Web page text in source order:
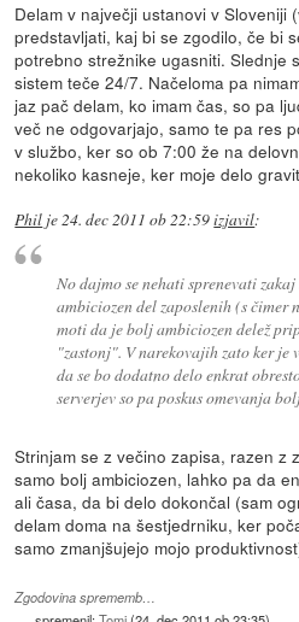
Delam v največji ustanovi v Sloveniji
predstavljati, kaj bi se zgodilo, če bi
potrebno strežnike ugasniti. Slednje
sistem teče 24/7. Načeloma pa
jaz pač delam, ko imam čas, so pa
več ne odgovarjajo, samo te pa res
v službo, ker so ob 7:00 že na
nekoliko kasneje, ker moje delo
Phil je24. dec 2011 ob 22:59izjavil:
No dajmo se nehati sprenevati
ambiciozen del zaposlenih (s čimer
moti da je bolj ambiciozen delež
"zastonj". V narekovajih zato ker je
da se bo dodatno delo enkrat
serverjev so pa poskus omevanja
Strinjam se z večino zapisa, razen z
samo bolj ambiciozen, lahko pa da
ali časa, da bi delo dokončal (sam
delam doma na šestjedrniku, ker
samo zmanjšujejo mojo
Zgodovina sprememb…